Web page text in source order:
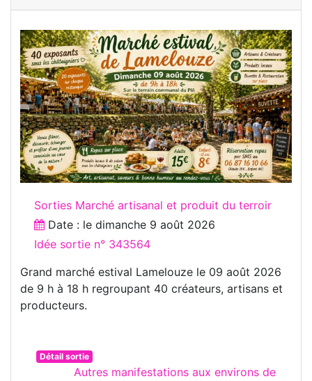
Sorties Marché artisanal et produit du terroir
Date : le dimanche 9 août 2026
Idée sortie n° 343564
Grand marché estival Lamelouze le 09 août 2026
de 9 h à 18 h regroupant 40 créateurs, artisans et
producteurs.
Détail sortie
Autres manifestations aux environs de